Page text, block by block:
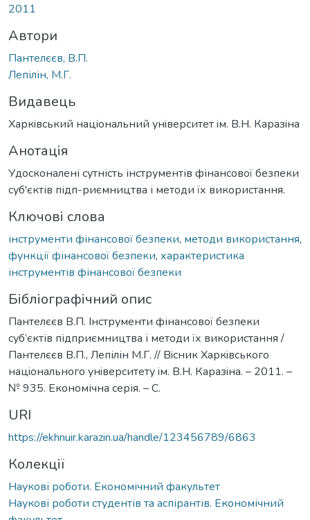
2011
Автори
Пантелєєв, В.П.
Лепілін, М.Г.
Видавець
Харкiвський нацiональний унiверситет iм. В.Н. Каразiна
Анотація
Удосконалені сутність інструментів фінансової безпеки
суб'єктів підп-риємництва і методи їх використання.
Ключові слова
інструменти фінансової безпеки, методи використання,
функції фінансової безпеки, характеристика
інструментів фінансової безпеки
Бібліографічний опис
Пантелєєв В.П. Інструменти фінансової безпеки
суб’єктів підприємництва і методи їх використання /
Пантелєєв В.П., Лепілін М.Г. // Вiсник Харкiвського
нацiонального унiверситету iм. В.Н. Каразiна. – 2011. –
№ 935. Економічна серія. – С.
URI
https://ekhnuir.karazin.ua/handle/123456789/6863
Колекції
Наукові роботи. Економічний факультет
Наукові роботи студентів та аспірантів. Економічний